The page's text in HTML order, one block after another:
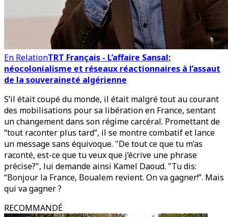
En RelationTRT Français - L’affaire Sansal:
néocolonialisme et réseaux réactionnaires à l’assaut
de la souveraineté algérienne
S’il était coupé du monde, il était malgré tout au courant
des mobilisations pour sa libération en France, sentant
un changement dans son régime carcéral. Promettant de
“tout raconter plus tard”, il se montre combatif et lance
un message sans équivoque. "De tout ce que tu m’as
raconté, est-ce que tu veux que j’écrive une phrase
précise?", lui demande ainsi Kamel Daoud. "Tu dis:
“Bonjour la France, Boualem revient. On va gagner!”. Mais
qui va gagner ?
RECOMMANDÉ